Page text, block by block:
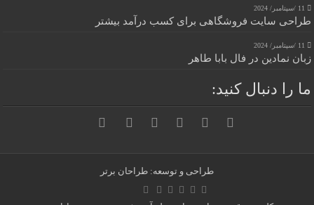
11 /سپتامبر/ 2024
طراحی سایت فروشگاهی برای کسب درآمد بیشتر
11 /سپتامبر/ 2024
زبان نمادین در فال بابا طاهر
ما را دنبال کنید:
طراحی و توسعه: طراحان برتر